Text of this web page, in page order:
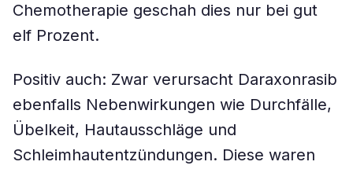
Chemotherapie geschah dies nur bei gut
elf Prozent.
Positiv auch: Zwar verursacht Daraxonrasib
ebenfalls Nebenwirkungen wie Durchfälle,
Übelkeit, Hautausschläge und
Schleimhautentzündungen. Diese waren